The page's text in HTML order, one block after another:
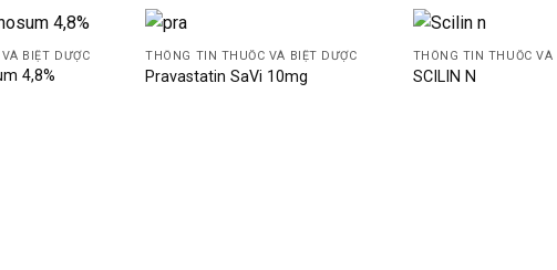
BIỆT DƯỢC
4,8%
THÔNG TIN THUỐC VÀ BIỆT DƯỢC
Pravastatin SaVi 10mg
THÔNG TIN THUỐC VÀ
SCILIN N